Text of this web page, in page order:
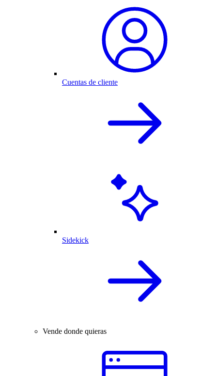
Cuentas de cliente
Sidekick
Vende donde quieras